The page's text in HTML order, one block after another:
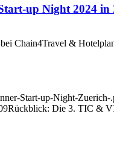
up Night 2024 in
Chain4Travel &
Start-up-Night-Zuerich-
Rückblick: Die 3. TIC &